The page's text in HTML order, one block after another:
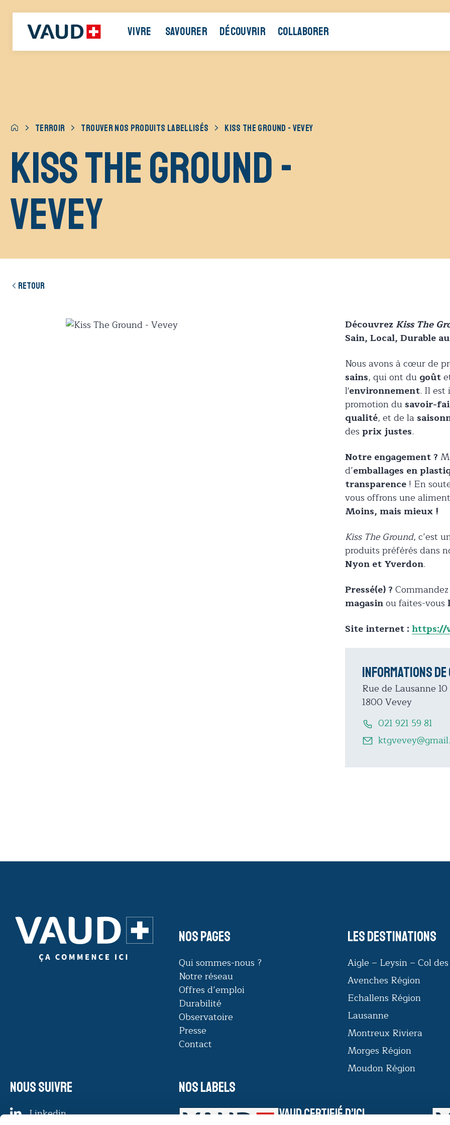
VIVRE SAVOURER DÉCOUVRIR COLLABORER
TERROIR TROUVER NOS PRODUITS LABELLISÉS KISS THE GROUND - VEVEY
Kiss The Ground -
Vevey
Retour
Découvrez Kiss The
Sain, Local, Durable
Nous avons à cœur de
sains, qui ont du goût
l'environnement. Il est
promotion du savoir-
qualité, et de la
des prix justes.
Notre engagement ?
d’emballages en
transparence! En
vous offrons une
Moins, mais mieux !
Kiss The Ground, c’est
produits préférés dans
Nyon et Yverdon.
Pressé(e) ?
magasinou faites-vous
Site internet : https://
Informations
Rue de Lausanne 10
1800 Vevey
021 921 59 81
Nos pages
Qui sommes-nous ?
Notre réseau
Offres d’emploi
Durabilité
Observatoire
Presse
Contact
Les destinations
Aigle – Leysin – Col
Avenches Région
Echallens Région
Lausanne
Montreux Riviera
Morges Région
Moudon Région
Nous suivre
Linkedin
Nos labels
VAUD CERTIFIÉ D’ICI